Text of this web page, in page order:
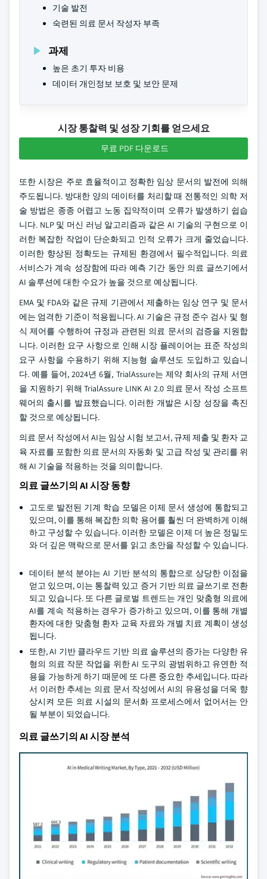
기술 발전
숙련된 의료 문서 작성자 부족
과제
높은 초기 투자 비용
데이터 개인정보 보호 및 보안 문제
시장 통찰력 및 성장 기회를 얻으세요
무료 PDF 다운로드
또한 시장은 주로 효율적이고 정확한 임상 문서의 발전에 의해
주도됩니다. 방대한 양의 데이터를 처리할 때 전통적인 의학 저
술 방법은 종종 어렵고 노동 집약적이며 오류가 발생하기 쉽습
니다. NLP 및 머신 러닝 알고리즘과 같은 AI 기술의 구현으로 이
러한 복잡한 작업이 단순화되고 인적 오류가 크게 줄었습니다.
이러한 향상된 정확도는 규제된 환경에서 필수적입니다. 의료
서비스가 계속 성장함에 따라 예측 기간 동안 의료 글쓰기에서
AI 솔루션에 대한 수요가 높을 것으로 예상됩니다.
EMA 및 FDA와 같은 규제 기관에서 제출하는 임상 연구 및 문서
에는 엄격한 기준이 적용됩니다. AI 기술은 규정 준수 검사 및 형
식 제어를 수행하여 규정과 관련된 의료 문서의 검증을 지원합
니다. 이러한 요구 사항으로 인해 시장 플레이어는 표준 작성의
요구 사항을 수용하기 위해 지능형 솔루션도 도입하고 있습니
다. 예를 들어, 2024년 6월, TrialAssure는 제약 회사의 규제 서면
을 지원하기 위해 TrialAssure LINK AI 2.0 의료 문서 작성 소프트
웨어의 출시를 발표했습니다. 이러한 개발은 시장 성장을 촉진
할 것으로 예상됩니다.
의료 문서 작성에서 AI는 임상 시험 보고서, 규제 제출 및 환자 교
육 자료를 포함한 의료 문서의 자동화 및 고급 작성 및 관리를 위
해 AI 기술을 적용하는 것을 의미합니다.
의료 글쓰기의 AI 시장 동향
고도로 발전된 기계 학습 모델은 이제 문서 생성에 통합되고
있으며, 이를 통해 복잡한 의학 용어를 훨씬 더 완벽하게 이해
하고 구성할 수 있습니다. 이러한 모델은 이제 더 높은 정밀도
와 더 깊은 맥락으로 문서를 읽고 초안을 작성할 수 있습니다.
데이터 분석 분야는 AI 기반 분석의 통합으로 상당한 이점을
얻고 있으며, 이는 통찰력 있고 증거 기반 의료 글쓰기로 전환
되고 있습니다. 또 다른 글로벌 트렌드는 개인 맞춤형 의료에
AI를 계속 적용하는 경우가 증가하고 있으며, 이를 통해 개별
환자에 대한 맞춤형 환자 교육 자료와 개별 치료 계획이 생성
됩니다.
또한, AI 기반 클라우드 기반 의료 솔루션의 증가는 다양한 유
형의 의료 작문 작업을 위한 AI 도구의 광범위하고 유연한 적
용을 가능하게 하기 때문에 또 다른 중요한 추세입니다. 따라
서 이러한 추세는 의료 문서 작성에서 AI의 유용성을 더욱 향
상시켜 모든 의료 시설의 문서화 프로세스에서 없어서는 안
될 부분이 되었습니다.
의료 글쓰기의 AI 시장 분석